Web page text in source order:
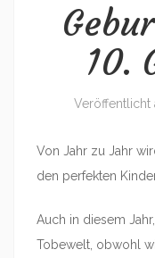
10.
Veröffentlicht
Von Jahr zu Jahr
den perfekten
Auch in diesem
Tobewelt, obwohl